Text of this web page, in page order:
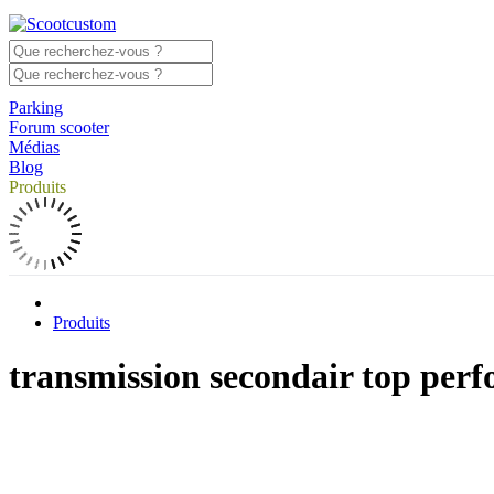
Parking
Forum scooter
Médias
Blog
Produits
Produits
transmission secondair top